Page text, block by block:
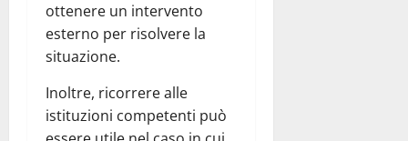
ottenere un intervento
esterno per risolvere la
situazione.
Inoltre, ricorrere alle
istituzioni competenti può